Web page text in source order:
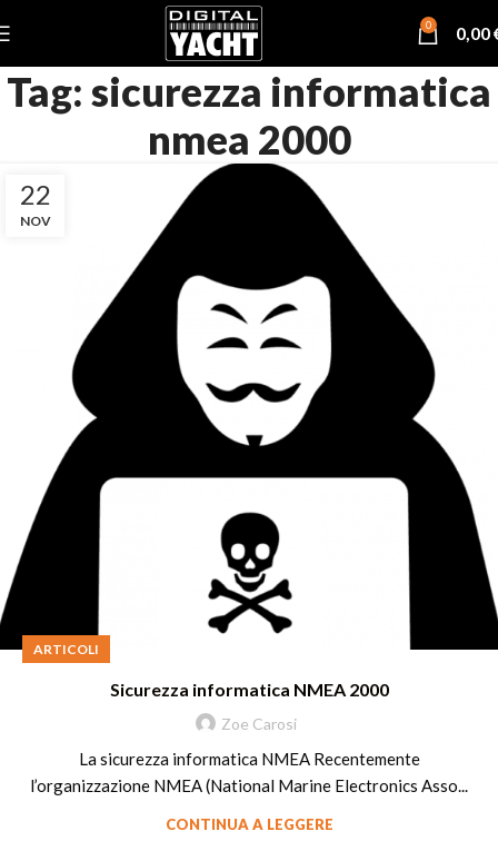
0 0,00
Tag: sicurezza informatica
nmea 2000
22
NOV
ARTICOLI
Sicurezza informatica NMEA 2000
Zoe Carosi
La sicurezza informatica NMEA Recentemente
l’organizzazione NMEA (National Marine Electronics Asso...
CONTINUA A LEGGERE